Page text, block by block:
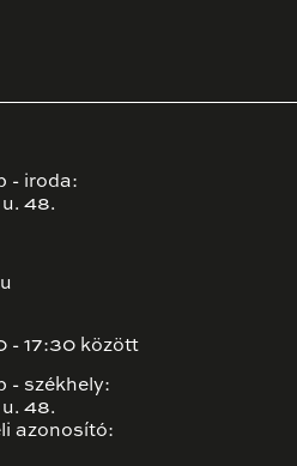
- iroda:
48.
- 17:30 között
- székhely:
48.
azonosító: